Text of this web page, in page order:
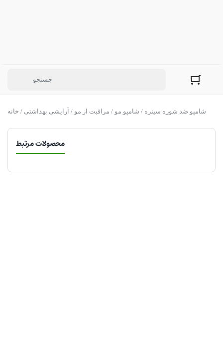
خانه / آرایشی بهداشتی / مراقبت از مو / شامپو مو / شامپو ضد شوره سینره
محصولات مرتبط